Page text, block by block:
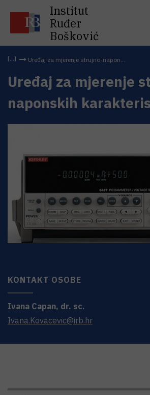
Institut
Ruđer
Bošković
Uređaj za mjerenje strujno-napon...
Uređaj za mjerenje
naponskih
KONTAKT OSOBE
Ivana Capan, dr. sc.
Ivana.Kovacevic@irb.hr